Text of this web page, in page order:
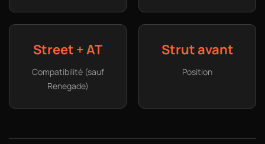
Street + AT
Compatibilité (sauf
Renegade)
Strut avant
Position